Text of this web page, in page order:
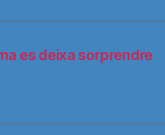
es deixa sorprendre